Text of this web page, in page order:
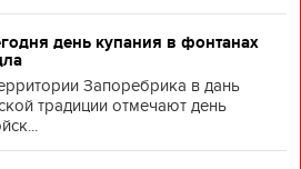
день купания в фонтанах
Запоребрика в дань
традиции отмечают день